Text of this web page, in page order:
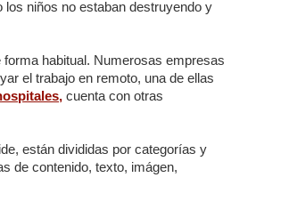
los niños no estaban destruyendo y
habitual. Numerosas empresas
el trabajo en remoto, una de ellas
cuenta con otras
están divididas por categorías y
de contenido, texto, imágen,